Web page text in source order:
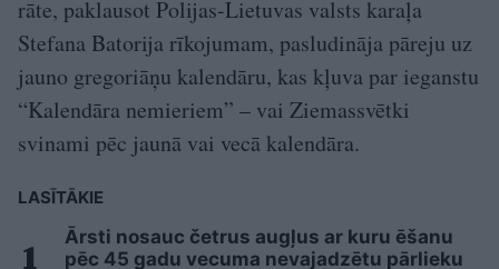
rāte, paklausot Polijas-Lietuvas valsts karaļa
Stefana Batorija rīkojumam, pasludināja pāreju uz
jauno gregoriāņu kalendāru, kas kļuva par ieganstu
“Kalendāra nemieriem” – vai Ziemassvētki
svinami pēc jaunā vai vecā kalendāra.
LASĪTĀKIE
Ārsti nosauc četrus augļus ar kuru ēšanu
pēc 45 gadu vecuma nevajadzētu pārlieku